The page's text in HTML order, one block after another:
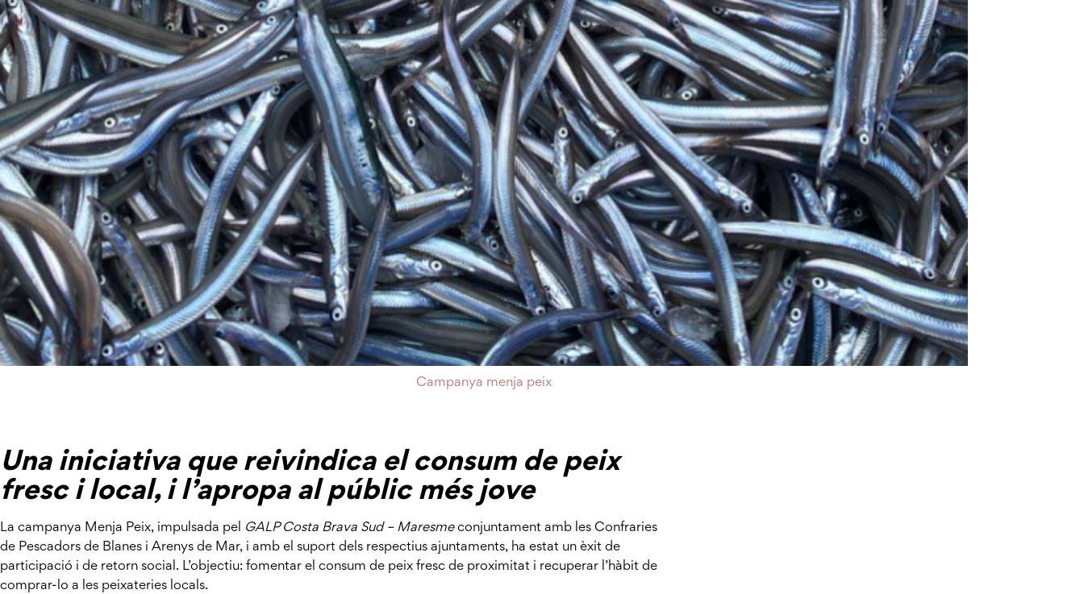
Campanya menja peix
Una iniciativa que reivindica el consum de peix
fresc i local, i l’apropa al públic més jove
La campanya Menja Peix, impulsada pel GALP Costa Brava Sud – Maresmeconjuntament amb les Confraries
de Pescadors de Blanes i Arenys de Mar, i amb el suport dels respectius ajuntaments, ha estat un èxit de
participació i de retorn social. L’objectiu: fomentar el consum de peix fresc de proximitat i recuperar l’hàbit de
comprar-lo a les peixateries locals.